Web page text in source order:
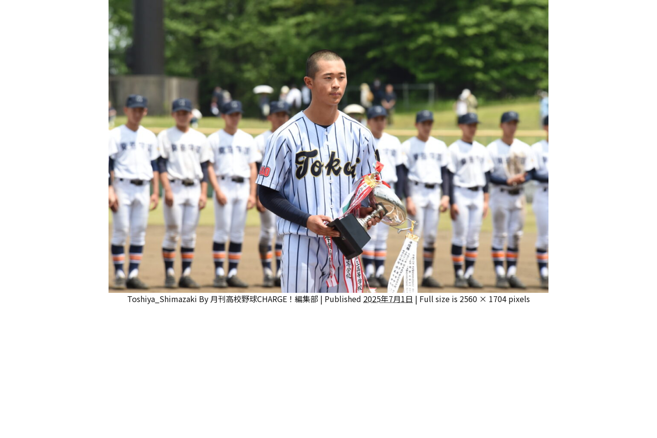
Toshiya_Shimazaki By 月刊高校野球CHARGE！編集部 | Published 2025年7月1日 | Full size is 2560 × 1704 pixels